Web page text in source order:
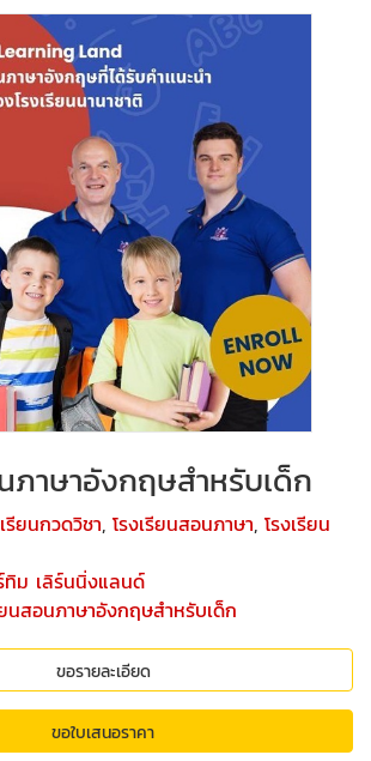
ภาษาอังกฤษสำหรับเด็ก
รียนกวดวิชา, โรงเรียนสอนภาษา, โรงเรียน
ทิม เลิร์นนิ่งแลนด์
ยนสอนภาษาอังกฤษสำหรับเด็ก
ขอรายละเอียด
ขอใบเสนอราคา